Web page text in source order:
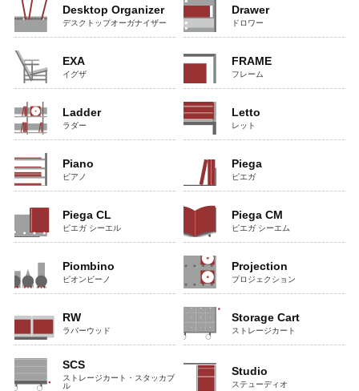
Desktop Organizer
デスクトップオーガナイザー
Drawer
ドロワー
EXA
イグザ
FRAME
フレーム
Ladder
ラダー
Letto
レット
Piano
ピアノ
Piega
ピエガ
Piega CL
ピエガ シーエル
Piega CM
ピエガ シーエム
Piombino
ピオンビーノ
Projection
プロジェクション
RW
ラバーウッド
Storage Cart
ストレージカート
SCS
ストレージカート・スタッカブ
ル
Studio
ステューディオ